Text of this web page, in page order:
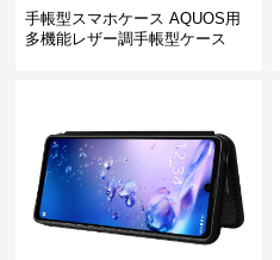
手帳型スマホケース AQUOS用
多機能レザー調手帳型ケース